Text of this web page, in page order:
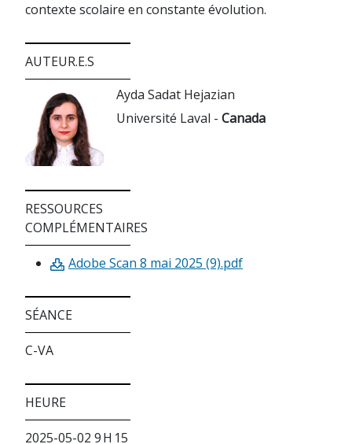
contexte scolaire en constante évolution.
AUTEUR.E.S
Ayda Sadat Hejazian
Université Laval - Canada
RESSOURCES
COMPLÉMENTAIRES
Adobe Scan 8 mai 2025 (9).pdf
SÉANCE
C-VA
HEURE
2025-05-02 9 H 15